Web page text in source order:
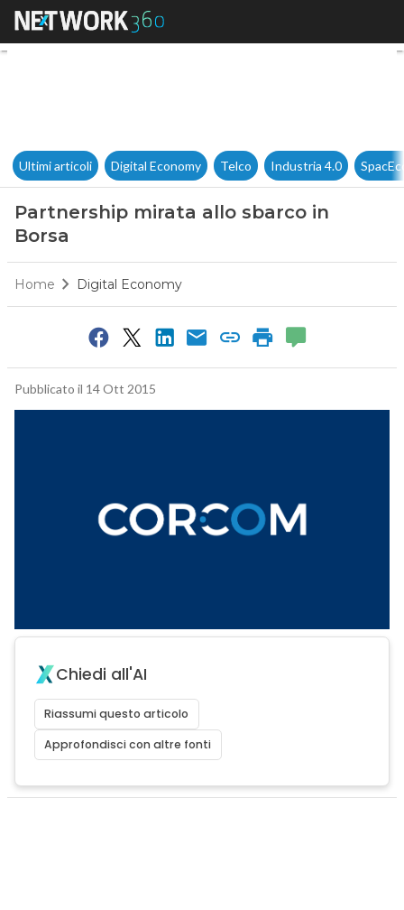
Partnership mirata allo
Ultimi articoli Digital Economy Telco Industria 4.0
Partnership mirata allo sbarco in
Borsa
Home Digital Economy
Pubblicato il 14 Ott 2015
Chiedi all'AI
Riassumi questo articolo
Approfondisci con altre fonti